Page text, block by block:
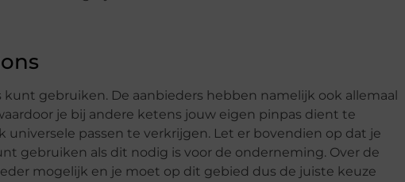
gebruiken. De aanbieders hebben namelijk ook allemaal
je bij andere ketens jouw eigen pinpas dient te
universele passen te verkrijgen. Let er bovendien op dat je
gebruiken als dit nodig is voor de onderneming. Over de
mogelijk en je moet op dit gebied dus de juiste keuze